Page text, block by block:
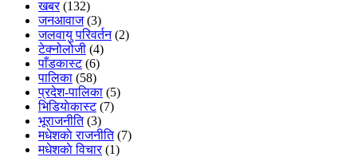
खबर(132)
जनआवाज(3)
जलवायु परिवर्तन(2)
टेक्नोलोजी (4)
पाँडकास्ट(6)
पालिका (58)
प्रदेश-पालिका (5)
भिडियाेकास्ट(7)
भूराजनीति(3)
मधेशकाे राजनीति(7)
मधेशकाे विचार(1)